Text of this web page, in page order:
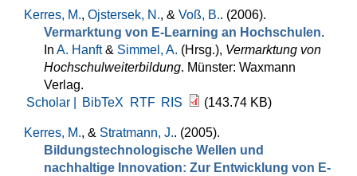
Kerres, M., Ojstersek, N., & Voß, B.. (2006).
Vermarktung von E-Learning an Hochschulen.
In A. Hanft& Simmel, A. (Hrsg.), Vermarktung von
Hochschulweiterbildung. Münster: Waxmann
Verlag.
Scholar |
BibTeX RTF RIS (143.74 KB)
Kerres, M., & Stratmann, J.. (2005).
Bildungstechnologische Wellen und
nachhaltige Innovation: Zur Entwicklung von E-